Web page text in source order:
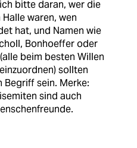
bitte daran, wer die
waren, wen
hat, und Namen wie
Bonhoeffer oder
beim besten Willen
sollten
Begriff sein. Merke:
sind auch